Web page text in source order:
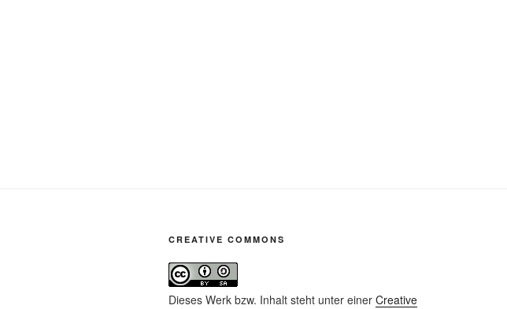
CREATIVE COMMONS
Dieses Werk bzw. Inhalt steht unter einer Creative